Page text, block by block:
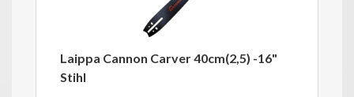
Laippa Cannon Carver 40cm(2,5) -16"
Stihl